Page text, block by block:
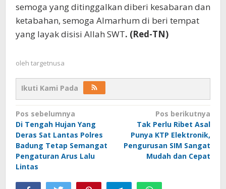
semoga yang ditinggalkan diberi kesabaran dan
ketabahan, semoga Almarhum di beri tempat
yang layak disisi Allah SWT. (Red-TN)
oleh targetnusa
Ikuti Kami Pada
Navigasi
pos
Pos sebelumnya
Di Tengah Hujan Yang
Deras Sat Lantas Polres
Badung Tetap Semangat
Pengaturan Arus Lalu
Lintas
Pos berikutnya
Tak Perlu Ribet Asal
Punya KTP Elektronik,
Pengurusan SIM Sangat
Mudah dan Cepat